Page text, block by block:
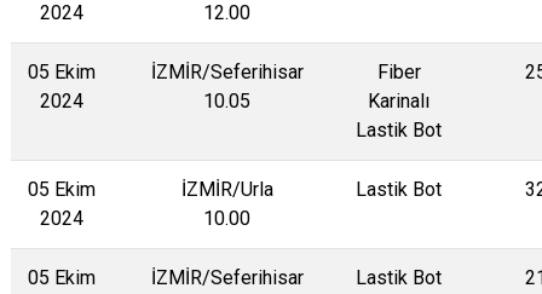
2024
12.00
05 Ekim
2024
İZMİR/Seferihisar
10.05
Fiber
Karinalı
Lastik Bot
05 Ekim
2024
İZMİR/Urla
10.00
Lastik Bot
05 Ekim
İZMİR/Seferihisar
Lastik Bot